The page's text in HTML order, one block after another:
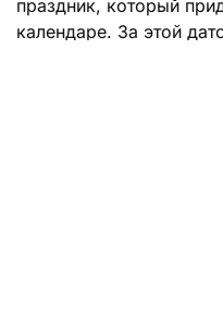
праздник, который
календаре. За этой